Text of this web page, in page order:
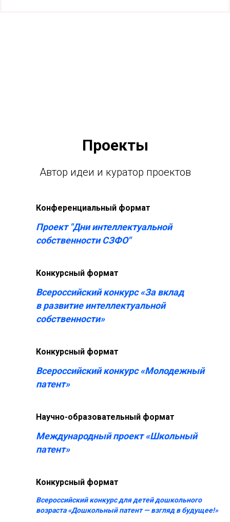
Проекты
Автор идеи и куратор проектов
Конференциальный формат
Проект "Дни интеллектуальной
собственности СЗФО"
Конкурсный формат
Всероссийский конкурс «За вклад
в развитие интеллектуальной
собственности»
Конкурсный формат
Всероссийский конкурс «Молодежный
патент»
Научно-образовательный формат
Международный проект «Школьный
патент»
Конкурсный формат
Всероссийский конкурс для детей дошкольного
возраста «Дошкольный патент — взгляд в будущее!»